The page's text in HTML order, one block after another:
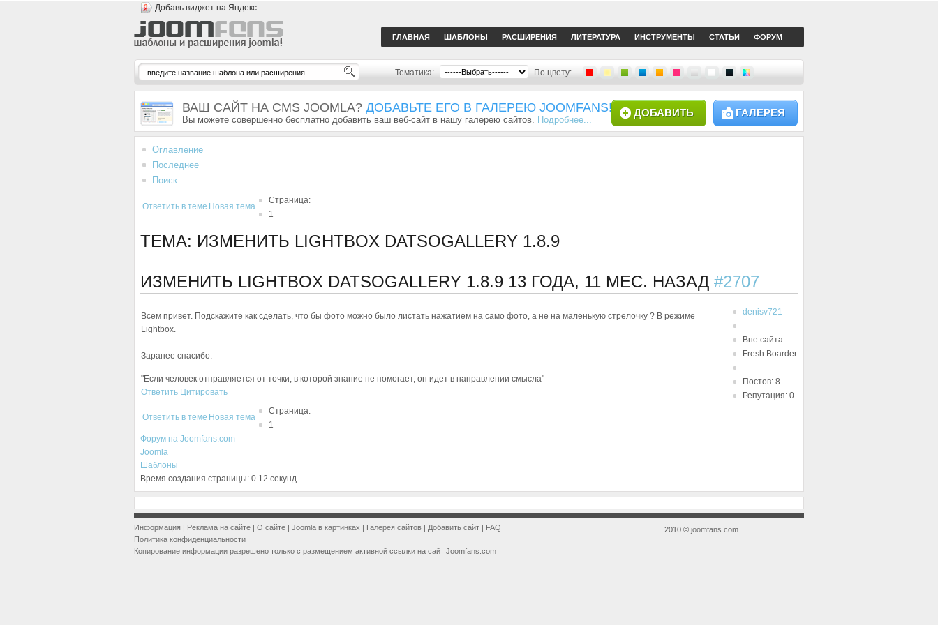
Добавь виджет на Яндекс
ГЛАВНАЯ ШАБЛОНЫ РАСШИРЕНИЯ ЛИТЕРАТУРА ИНСТРУМЕНТЫ СТАТЬИ ФОРУМ
Тематика: По цвету:
ВАШ САЙТ НА CMS JOOMLA? ДОБАВЬТЕ ЕГО В ГАЛЕРЕЮ JOOMFANS!
Вы можете совершенно бесплатно добавить ваш веб-сайт в нашу галерею сайтов. Подробнее...
ГАЛЕРЕЯ
ДОБАВИТЬ
Оглавление
Последнее
Поиск
Ответить в теме Новая тема
Страница:
1
ТЕМА: ИЗМЕНИТЬ LIGHTBOX DATSOGALLERY 1.8.9
ИЗМЕНИТЬ LIGHTBOX DATSOGALLERY 1.8.9 13 ГОДА, 11 МЕС. НАЗАД #2707
Всем привет. Подскажите как сделать, что бы фото можно было листать нажатием на само фото, а не на маленькую стрелочку ? В режиме
Lightbox.
Заранее спасибо.
denisv721
Вне сайта
Fresh Boarder
Постов: 8
Репутация: 0
"Если человек отправляется от точки, в которой знание не помогает, он идет в направлении смысла"
Ответить Цитировать
Ответить в теме Новая тема
Страница:
1
Форум на Joomfans.com
Joomla
Шаблоны
Время создания страницы: 0.12 секунд
Информация | Реклама на сайте | О сайте | Joomla в картинках | Галерея сайтов | Добавить сайт | FAQ
Политика конфиденциальности
Копирование информации разрешено только с размещением активной ссылки на сайт Joomfans.com
2010 © joomfans.com